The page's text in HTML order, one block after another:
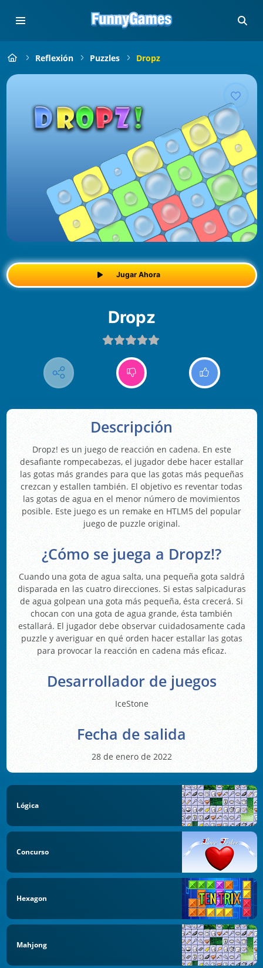
Reflexión Puzzles Dropz
Jugar Ahora
Dropz
Descripción
Dropz! es un juego de reacción en cadena. En este
desafiante rompecabezas, el jugador debe hacer estallar
las gotas más grandes para que las gotas más pequeñas
crezcan y estallen también. El objetivo es reventar todas
las gotas de agua en el menor número de movimientos
posible. Este juego es un remake en HTLM5 del popular
juego de puzzle original.
¿Cómo se juega a Dropz!?
Cuando una gota de agua salta, una pequeña gota saldrá
disparada en las cuatro direcciones. Si estas salpicaduras
de agua golpean una gota más pequeña, ésta crecerá. Si
chocan con una gota de agua grande, ésta también
estallará. El jugador debe observar cuidadosamente cada
puzzle y averiguar en qué orden hacer estallar las gotas
para provocar la reacción en cadena más eficaz.
Desarrollador de juegos
IceStone
Fecha de salida
28 de enero de 2022
Lógica
Concurso
Hexagon
Mahjong